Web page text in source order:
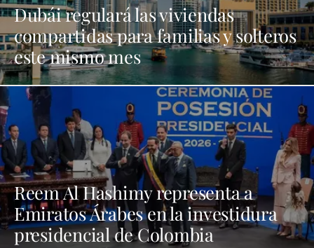
Dubái regulará las viviendas
compartidas para familias y solteros
este mismo mes
Reem Al Hashimy representa a
Emiratos Árabes en la investidura
presidencial de Colombia